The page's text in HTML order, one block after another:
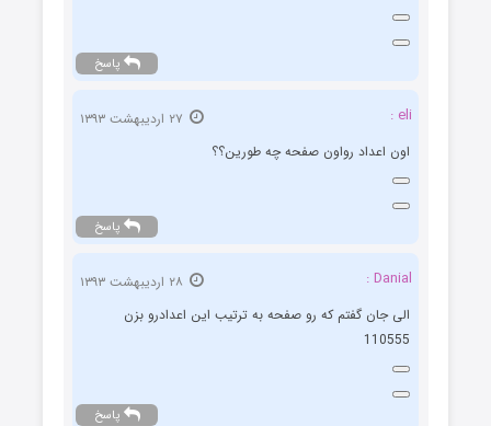
پاسخ
eli :
اون اعداد رواون صفحه چه طورین؟؟
پاسخ
Danial :
الی جان گفتم که رو صفحه به ترتیب این اعدادرو بزن
110555
پاسخ